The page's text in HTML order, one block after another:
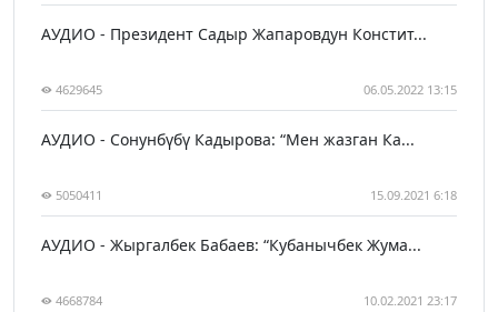
АУДИО - Президент Садыр Жапаровдун Констит...
4629645 06.05.2022 13:15
АУДИО - Сонунбүбү Кадырова: “Мен жазган Ка...
5050411 15.09.2021 6:18
АУДИО - Жыргалбек Бабаев: “Кубанычбек Жума...
4668784 10.02.2021 23:17